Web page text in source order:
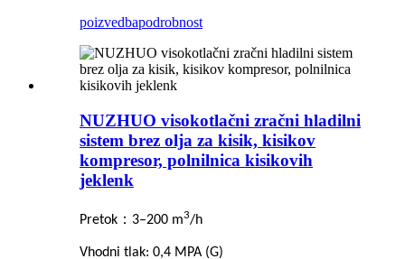
poizvedbapodrobnost
NUZHUO visokotlačni zračni hladilni
sistem brez olja za kisik, kisikov
kompresor, polnilnica kisikovih
jeklenk
Pretok ： 3–200 m3/h
Vhodni tlak: 0,4 MPA (G)